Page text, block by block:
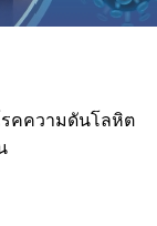
คความดันโลหิต